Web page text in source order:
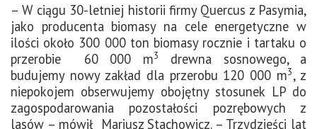
– W ciągu 30-letniej historii firmy Quercus z Pasymia,
jako producenta biomasy na cele energetyczne w
ilości około 300 000 ton biomasy rocznie i tartaku o
przerobie 60 000 m3
drewna sosnowego, a
budujemy nowy zakład dla przerobu 120 000 m3, z
niepokojem obserwujemy obojętny stosunek LP do
zagospodarowania pozostałości pozrębowych z
lasów – mówił Mariusz Stachowicz. – Trzydzieści lat